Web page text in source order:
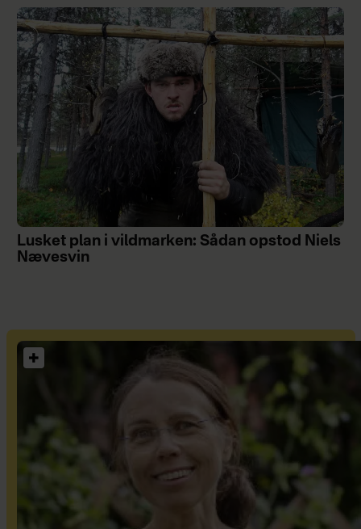
Lusket plan i vildmarken: Sådan opstod Niels
Nævesvin